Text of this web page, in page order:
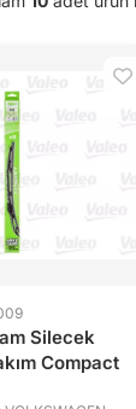
Silecek
Compact